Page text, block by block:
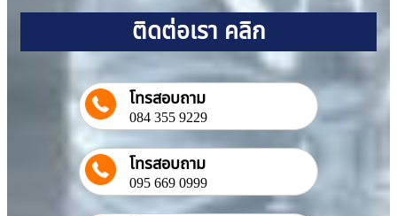
ติดต่อเรา คลิก
โทรสอบถาม
084 355 9229
โทรสอบถาม
095 669 0999